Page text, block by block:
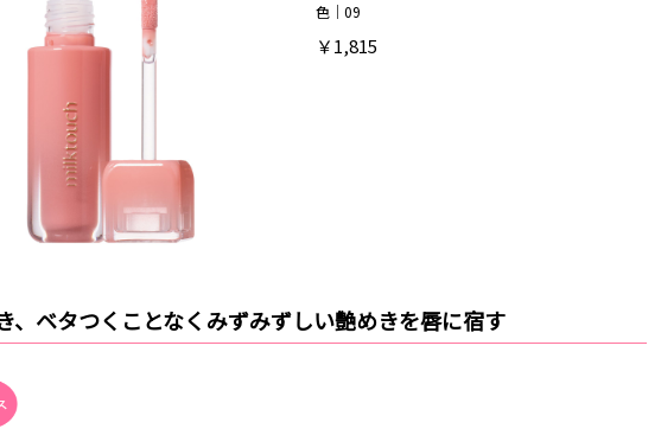
色｜09
￥1,815
、ベタつくことなくみずみずしい艶めきを唇に宿す